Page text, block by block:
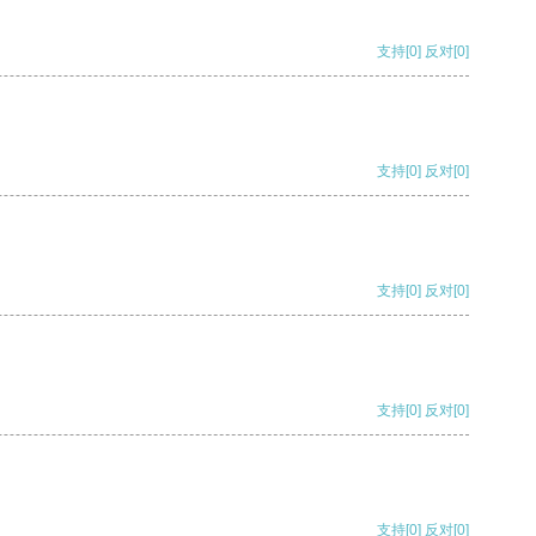
支持[0] 反对[0]
支持[0] 反对[0]
支持[0] 反对[0]
支持[0] 反对[0]
支持[0] 反对[0]